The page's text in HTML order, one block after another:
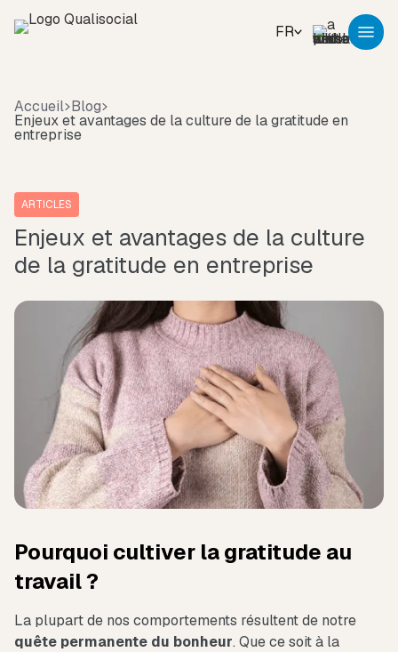
FR
Accueil Blog
Enjeux et avantages de la culture de la gratitude en
entreprise
ARTICLES
Enjeux et avantages de la culture
de la gratitude en entreprise
Pourquoi cultiver la gratitude au
travail ?
La plupart de nos comportements résultent de notre
quête permanente du bonheur. Que ce soit à la